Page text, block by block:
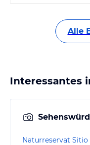
Alle
Interessantes